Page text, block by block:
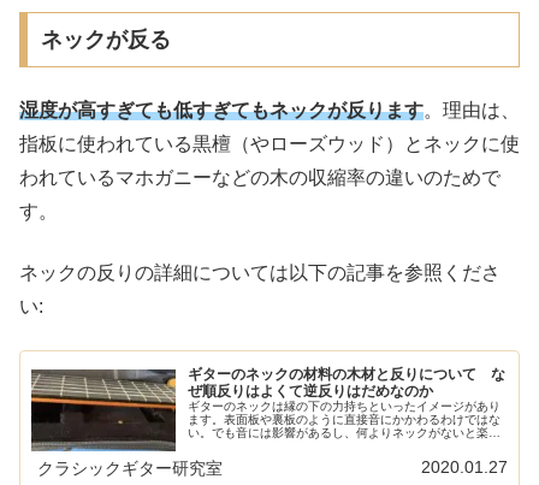
ネックが反る
湿度が高すぎても低すぎてもネックが反ります。理由は、
指板に使われている黒檀（やローズウッド）とネックに使
われているマホガニーなどの木の収縮率の違いのためで
す。
ネックの反りの詳細については以下の記事を参照くださ
い:
ギターのネックの材料の木材と反りについて な
ぜ順反りはよくて逆反りはだめなのか
ギターのネックは縁の下の力持ちといったイメージがあり
ます。表面板や裏板のように直接音にかかわるわけではな
い。でも音には影響があるし、何よりネックがないと楽器
触れるパーツです。そんなネックの...
クラシックギター研究室 2020.01.27